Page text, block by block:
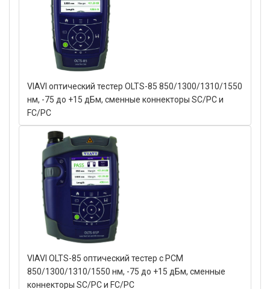
VIAVI оптический тестер OLTS-85 850/1300/1310/1550
нм, -75 до +15 дБм, сменные коннекторы SC/PC и
FC/PC
VIAVI OLTS-85 оптический тестер с PCM
850/1300/1310/1550 нм, -75 до +15 дБм, сменные
коннекторы SC/PC и FC/PC